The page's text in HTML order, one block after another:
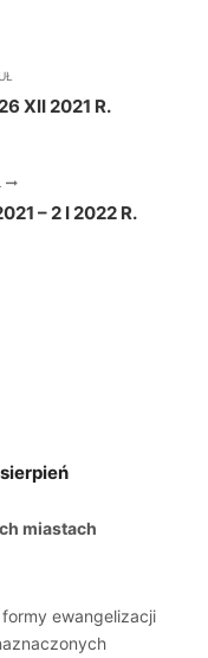
XII 2021 R.
– 2 I 2022 R.
miastach
ewangelizacji